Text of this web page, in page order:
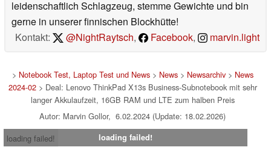
leidenschaftlich Schlagzeug, stemme Gewichte und bin
gerne in unserer finnischen Blockhütte!
Kontakt:
@NightRaytsch, Facebook, marvin.light
> Notebook Test, Laptop Test und News> News> Newsarchiv> News
2024-02> Deal: Lenovo ThinkPad X13s Business-Subnotebook mit sehr
langer Akkulaufzeit, 16GB RAM und LTE zum halben Preis
Autor: Marvin Gollor, 6.02.2024 (Update: 18.02.2026)
loading failed!
loading failed!